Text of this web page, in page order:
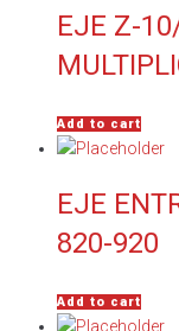
EJE Z-
Add to cart
EJE
820-920
Add to cart